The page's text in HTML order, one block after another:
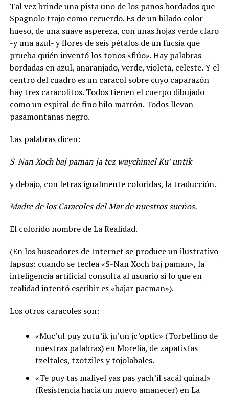
Tal vez brinde una pista uno de los paños bordados que
Spagnolo trajo como recuerdo. Es de un hilado color
hueso, de una suave aspereza, con unas hojas verde claro
-y una azul- y flores de seis pétalos de un fucsia que
prueba quién inventó los tonos «flúo». Hay palabras
bordadas en azul, anaranjado, verde, violeta, celeste. Y el
centro del cuadro es un caracol sobre cuyo caparazón
hay tres caracolitos. Todos tienen el cuerpo dibujado
como un espiral de fino hilo marrón. Todos llevan
pasamontañas negro.
Las palabras dicen:
S-Nan Xoch baj paman ja tez waychimel Ku’ untik
y debajo, con letras igualmente coloridas, la traducción.
Madre de los Caracoles del Mar de nuestros sueños.
El colorido nombre de La Realidad.
(En los buscadores de Internet se produce un ilustrativo
lapsus: cuando se teclea «S-Nan Xoch baj paman», la
inteligencia artificial consulta al usuario si lo que en
realidad intentó escribir es «bajar pacman»).
Los otros caracoles son:
«Muc’ul puy zutu’ik ju’un jc’optic» (Torbellino de
nuestras palabras) en Morelia, de zapatistas
tzeltales, tzotziles y tojolabales.
«Te puy tas maliyel yas pas yach’il sacál quinal»
(Resistencia hacia un nuevo amanecer) en La